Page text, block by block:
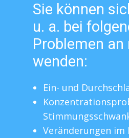
Sie können
u. a. bei
Problemen an
wenden:
Ein- und
Veränderungen im